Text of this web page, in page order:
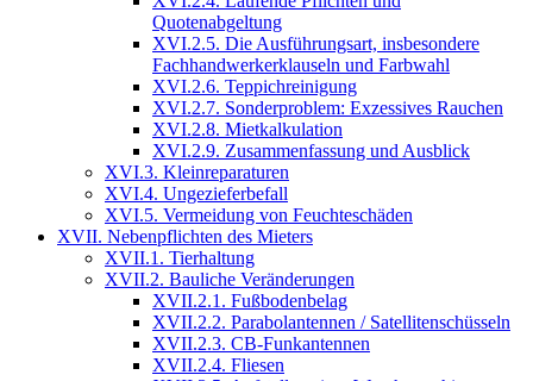
Quotenabgeltung
XVI.2.5. Die Ausführungsart, insbesondere
Fachhandwerkerklauseln und Farbwahl
XVI.2.6. Teppichreinigung
XVI.2.7. Sonderproblem: Exzessives Rauchen
XVI.2.8. Mietkalkulation
XVI.2.9. Zusammenfassung und Ausblick
XVI.3. Kleinreparaturen
XVI.4. Ungezieferbefall
XVI.5. Vermeidung von Feuchteschäden
XVII. Nebenpflichten des Mieters
XVII.1. Tierhaltung
XVII.2. Bauliche Veränderungen
XVII.2.1. Fußbodenbelag
XVII.2.2. Parabolantennen / Satellitenschüsseln
XVII.2.3. CB-Funkantennen
XVII.2.4. Fliesen